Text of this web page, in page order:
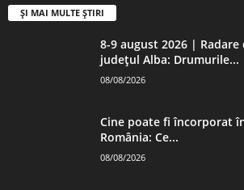
ȘI MAI MULTE ȘTIRI
8-9 august 2026 | Radare
județul Alba: Drumurile...
08/08/2026
Cine poate fi încorporat
România: Ce...
08/08/2026